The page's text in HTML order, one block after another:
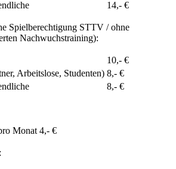
14,- €
Spielberechtigung STTV / ohne
Nachwuchstraining):
10,- €
Arbeitslose, Studenten) 8,- €
8,- €
Monat 4,- €